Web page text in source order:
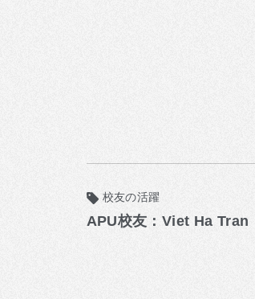
校友の活躍
APU校友：Viet Ha Tran